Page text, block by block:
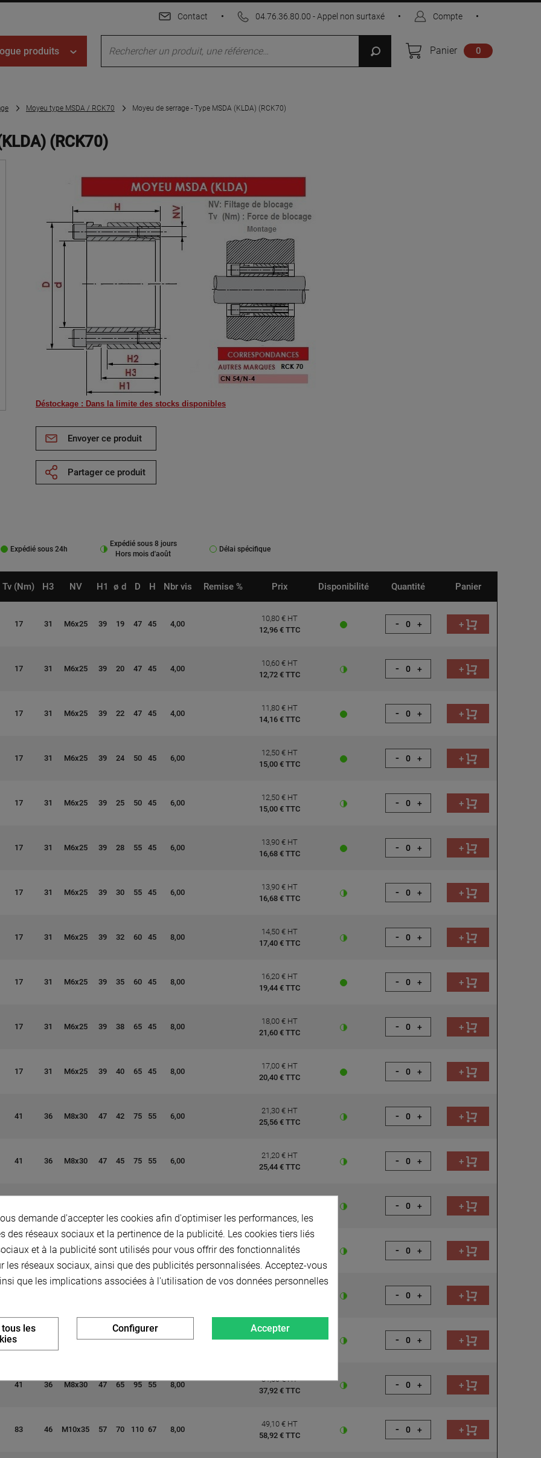
produits Panier 0
Contact • 04.76.36.80.00 - Appel non surtaxé • Compte •
Moyeu type MSDA / RCK70 Moyeu de serrage - Type MSDA (KLDA) (RCK70)
(RCK70)
Déstockage : Dans la limite des stocks disponibles
Envoyer ce produit
Partager ce produit
Expédié sous 24h
Expédié sous 8 jours
Hors mois d'août
Délai spécifique
Tv (Nm) H3 NV H1 ø d D H Nbr vis Remise % Prix Disponibilité Quantité Panier
17 31 M6x25 39 19 47 45 4,00
10,80 € HT
12,96 € TTC
- + +
17 31 M6x25 39 20 47 45 4,00
10,60 € HT
12,72 € TTC
- + +
17 31 M6x25 39 22 47 45 4,00
11,80 € HT
14,16 € TTC
- + +
17 31 M6x25 39 24 50 45 6,00
12,50 € HT
15,00 € TTC
- + +
17 31 M6x25 39 25 50 45 6,00
12,50 € HT
15,00 € TTC
- + +
17 31 M6x25 39 28 55 45 6,00
13,90 € HT
16,68 € TTC
- + +
17 31 M6x25 39 30 55 45 6,00
13,90 € HT
16,68 € TTC
- + +
17 31 M6x25 39 32 60 45 8,00
14,50 € HT
17,40 € TTC
- + +
17 31 M6x25 39 35 60 45 8,00
16,20 € HT
19,44 € TTC
- + +
17 31 M6x25 39 38 65 45 8,00
18,00 € HT
21,60 € TTC
- + +
17 31 M6x25 39 40 65 45 8,00
17,00 € HT
20,40 € TTC
- + +
41 36 M8x30 47 42 75 55 6,00
21,30 € HT
25,56 € TTC
- + +
41 36 M8x30 47 45 75 55 6,00
21,20 € HT
25,44 € TTC
- + +
- + +
41 36 M8x30 47 50 80 55 6,00
23,80 € HT
- + +
- + +
41 M8x30 47 60 90 55 8,00 - 25%
21,68 € HT
- + +
41 36 M8x30 47 65 95 55 8,00
31,60 € HT
37,92 € TTC
- + +
83 46 M10x35 57 70 110 67 8,00
49,10 € HT
58,92 € TTC
- + +
demande d'accepter les cookies afin d'optimiser les performances, les
des réseaux sociaux et la pertinence de la publicité. Les cookies tiers liés
et à la publicité sont utilisés pour vous offrir des fonctionnalités
les réseaux sociaux, ainsi que des publicités personnalisées. Acceptez-vous
que les implications associées à l'utilisation de vos données personnelles
Accepter
les
Configurer